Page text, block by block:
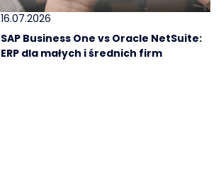
16.07.2026
SAP Business One vs Oracle NetSuite:
ERP dla małych i średnich firm